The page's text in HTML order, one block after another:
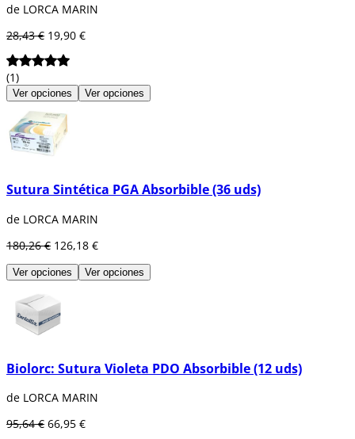
de LORCA MARIN
28,43 € 19,90 €
(1)
Ver opciones Ver opciones
Sutura Sintética PGA Absorbible (36 uds)
de LORCA MARIN
180,26 € 126,18 €
Ver opciones Ver opciones
Biolorc: Sutura Violeta PDO Absorbible (12 uds)
de LORCA MARIN
95,64 € 66,95 €